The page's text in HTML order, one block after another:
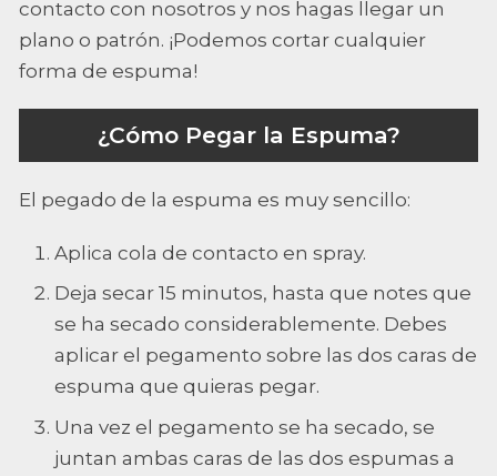
contacto con nosotros y nos hagas llegar un
plano o patrón. ¡Podemos cortar cualquier
forma de espuma!
¿Cómo Pegar la Espuma?
El pegado de la espuma es muy sencillo:
Aplica cola de contacto en spray.
Deja secar 15 minutos, hasta que notes que
se ha secado considerablemente. Debes
aplicar el pegamento sobre las dos caras de
espuma que quieras pegar.
Una vez el pegamento se ha secado, se
juntan ambas caras de las dos espumas a